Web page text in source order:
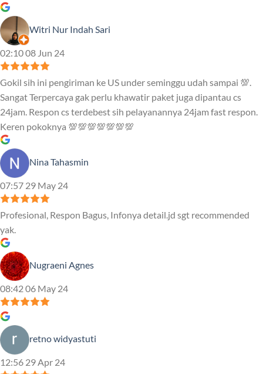
Witri Nur Indah Sari
02:10 08 Jun 24
Gokil sih ini pengiriman ke US under seminggu udah sampai 💯.
Sangat Terpercaya gak perlu khawatir paket juga dipantau cs
24jam. Respon cs terdebest sih pelayanannya 24jam fast respon.
Keren pokoknya 💯💯💯💯💯💯💯
Nina Tahasmin
07:57 29 May 24
Profesional, Respon Bagus, Infonya detail.jd sgt recommended
yak.
Nugraeni Agnes
08:42 06 May 24
retno widyastuti
12:56 29 Apr 24